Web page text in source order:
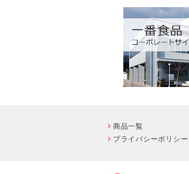
商品一覧
プライバシーポリシー